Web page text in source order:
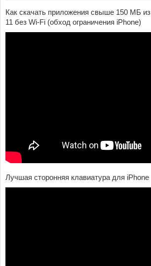
Как скачать приложения свыше 150 МБ
11 без Wi-Fi (обход ограничения iPhone)
Лучшая сторонняя клавиатура для iPhone